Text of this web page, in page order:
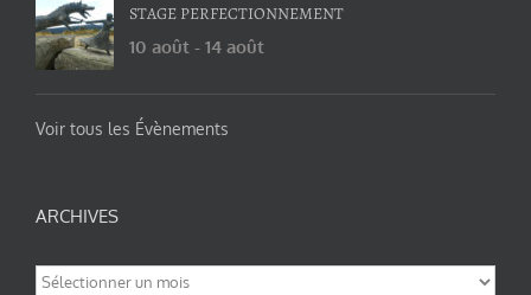
STAGE PERFECTIONNEMENT
10 août - 14 août
Voir tous les Évènements
ARCHIVES
Archives